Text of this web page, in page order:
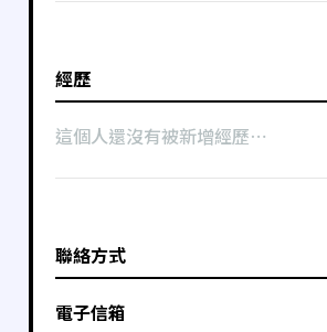
經歷
這個人還沒有被新增經歷⋯
聯絡方式
電子信箱